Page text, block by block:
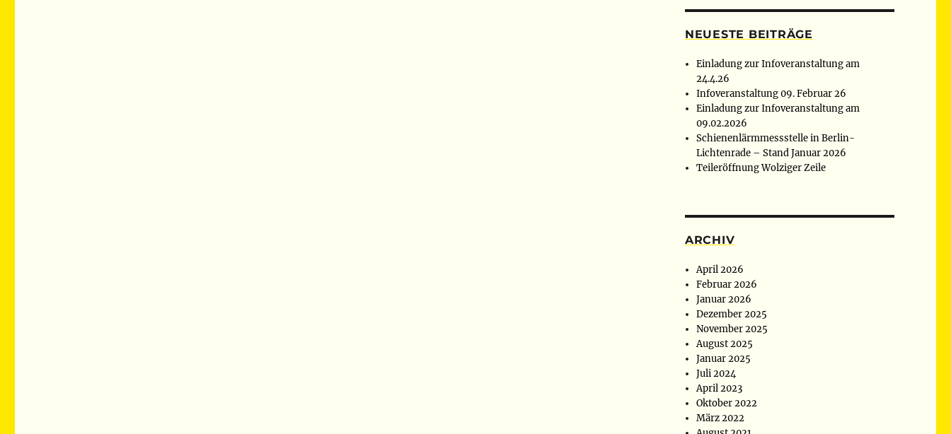
NEUESTE BEITRÄGE
Einladung zur Infoveranstaltung am
24.4.26
Infoveranstaltung 09. Februar 26
Einladung zur Infoveranstaltung am
09.02.2026
Schienenlärmmessstelle in Berlin-
Lichtenrade – Stand Januar 2026
Teileröffnung Wolziger Zeile
ARCHIV
April 2026
Februar 2026
Januar 2026
Dezember 2025
November 2025
August 2025
Januar 2025
Juli 2024
April 2023
Oktober 2022
März 2022